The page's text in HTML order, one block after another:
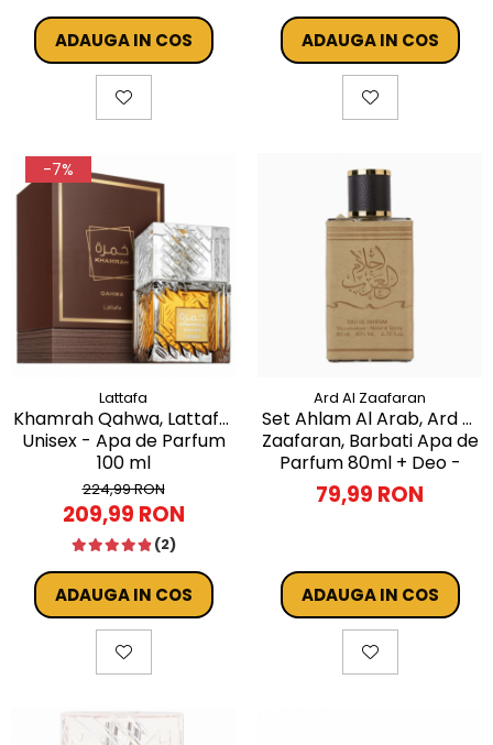
ADAUGA IN COS ADAUGA IN COS
-7%
Lattafa
Khamrah Qahwa, Lattafa,
Unisex - Apa de Parfum
100 ml
224,99 RON
209,99 RON
(2)
ADAUGA IN COS
Ard Al Zaafaran
Set Ahlam Al Arab, Ard Al
Zaafaran, Barbati Apa de
Parfum 80ml + Deo -
50ml
79,99 RON
ADAUGA IN COS